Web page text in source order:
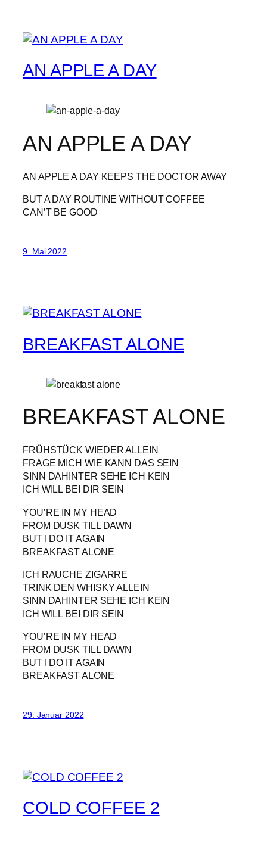
AN APPLE A DAY
AN APPLE A DAY
AN APPLE A DAY KEEPS THE DOCTOR AWAY
BUT A DAY ROUTINE WITHOUT COFFEE
CAN’T BE GOOD
9. Mai 2022
BREAKFAST ALONE
BREAKFAST ALONE
FRÜHSTÜCK WIEDER ALLEIN
FRAGE MICH WIE KANN DAS SEIN
SINN DAHINTER SEHE ICH KEIN
ICH WILL BEI DIR SEIN
YOU’RE IN MY HEAD
FROM DUSK TILL DAWN
BUT I DO IT AGAIN
BREAKFAST ALONE
ICH RAUCHE ZIGARRE
TRINK DEN WHISKY ALLEIN
SINN DAHINTER SEHE ICH KEIN
ICH WILL BEI DIR SEIN
YOU’RE IN MY HEAD
FROM DUSK TILL DAWN
BUT I DO IT AGAIN
BREAKFAST ALONE
29. Januar 2022
COLD COFFEE 2